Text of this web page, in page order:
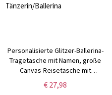
Personalisierte Glitzer-Ballerina-
Tragetasche mit Namen, große
Canvas-Reisetasche mit
mehreren Taschen und
Reißverschluss,
€ 27,98